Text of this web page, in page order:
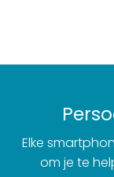
Elke
om je te